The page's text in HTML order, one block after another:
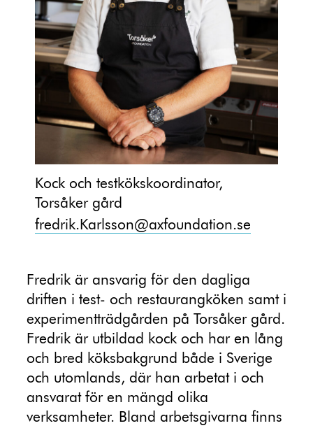
Kock och testkökskoordinator,
Torsåker gård
fredrik.Karlsson@axfoundation.se
Fredrik är ansvarig för den dagliga
driften i test- och restaurangköken samt i
experimentträdgården på Torsåker gård.
Fredrik är utbildad kock och har en lång
och bred köksbakgrund både i Sverige
och utomlands, där han arbetat i och
ansvarat för en mängd olika
verksamheter. Bland arbetsgivarna finns